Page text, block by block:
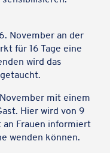
Novem­ber an der
für 16 Tage eine
wird das
mit einem
Hier wird von 9
an Frauen infor­miert
wenden können.